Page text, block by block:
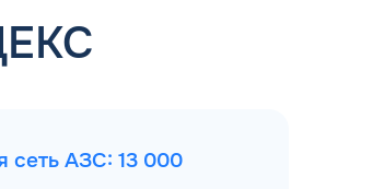
сеть АЗС: 13 000